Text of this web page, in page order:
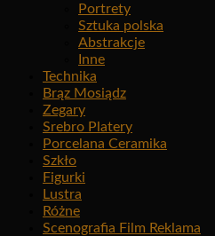
Portrety
Sztuka polska
Abstrakcje
Inne
Technika
Brąz Mosiądz
Zegary
Srebro Platery
Porcelana Ceramika
Szkło
Figurki
Lustra
Różne
Scenografia Film Reklama